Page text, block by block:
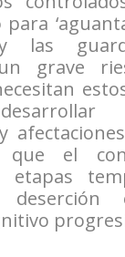
y las
grave
que el
etapas
deserción